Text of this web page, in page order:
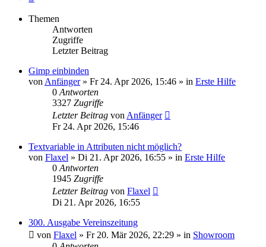
Themen
Antworten
Zugriffe
Letzter Beitrag
Gimp einbinden
von Anfänger» Fr 24. Apr 2026, 15:46 » in Erste Hilfe
0 Antworten
3327 Zugriffe
Letzter Beitrag von Anfänger
Fr 24. Apr 2026, 15:46
Textvariable in Attributen nicht möglich?
von Flaxel » Di 21. Apr 2026, 16:55 » in Erste Hilfe
0 Antworten
1945 Zugriffe
Letzter Beitrag von Flaxel
Di 21. Apr 2026, 16:55
300. Ausgabe Vereinszeitung
von Flaxel » Fr 20. Mär 2026, 22:29 » in Showroom